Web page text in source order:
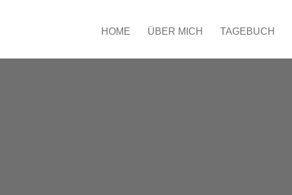
HOME ÜBER MICH TAGEBUCH